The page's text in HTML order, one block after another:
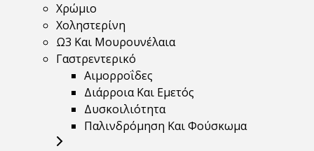
Χρώμιο
Χοληστερίνη
Ω3 Και Μουρουνέλαια
Γαστρεντερικό
Αιμορροΐδες
Διάρροια Και Εμετός
Δυσκοιλιότητα
Παλινδρόμηση Και Φούσκωμα